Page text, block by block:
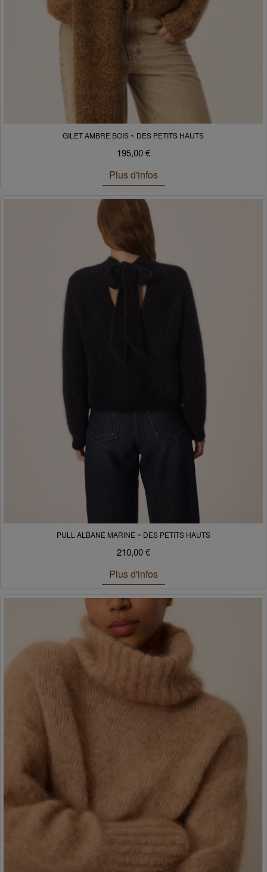
GILET AMBRE BOIS ~ DES PETITS HAUTS
195,00 €
Plus d'infos
PULL ALBANE MARINE ~ DES PETITS HAUTS
210,00 €
Plus d'infos